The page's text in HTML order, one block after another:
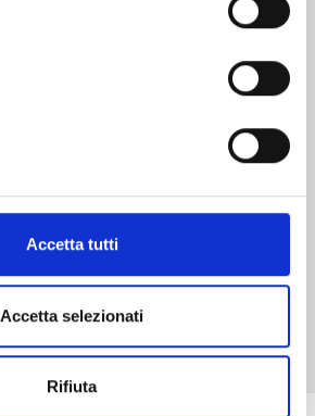
Accetta tutti
Accetta selezionati
Rifiuta